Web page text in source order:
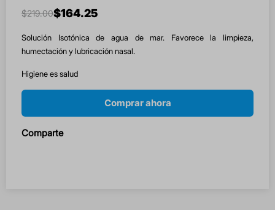
$219.00$164.25
Solución Isotónica de agua de mar. Favorece la limpieza,
humectación y lubricación nasal.
Higiene es salud
Comprar ahora
Comparte